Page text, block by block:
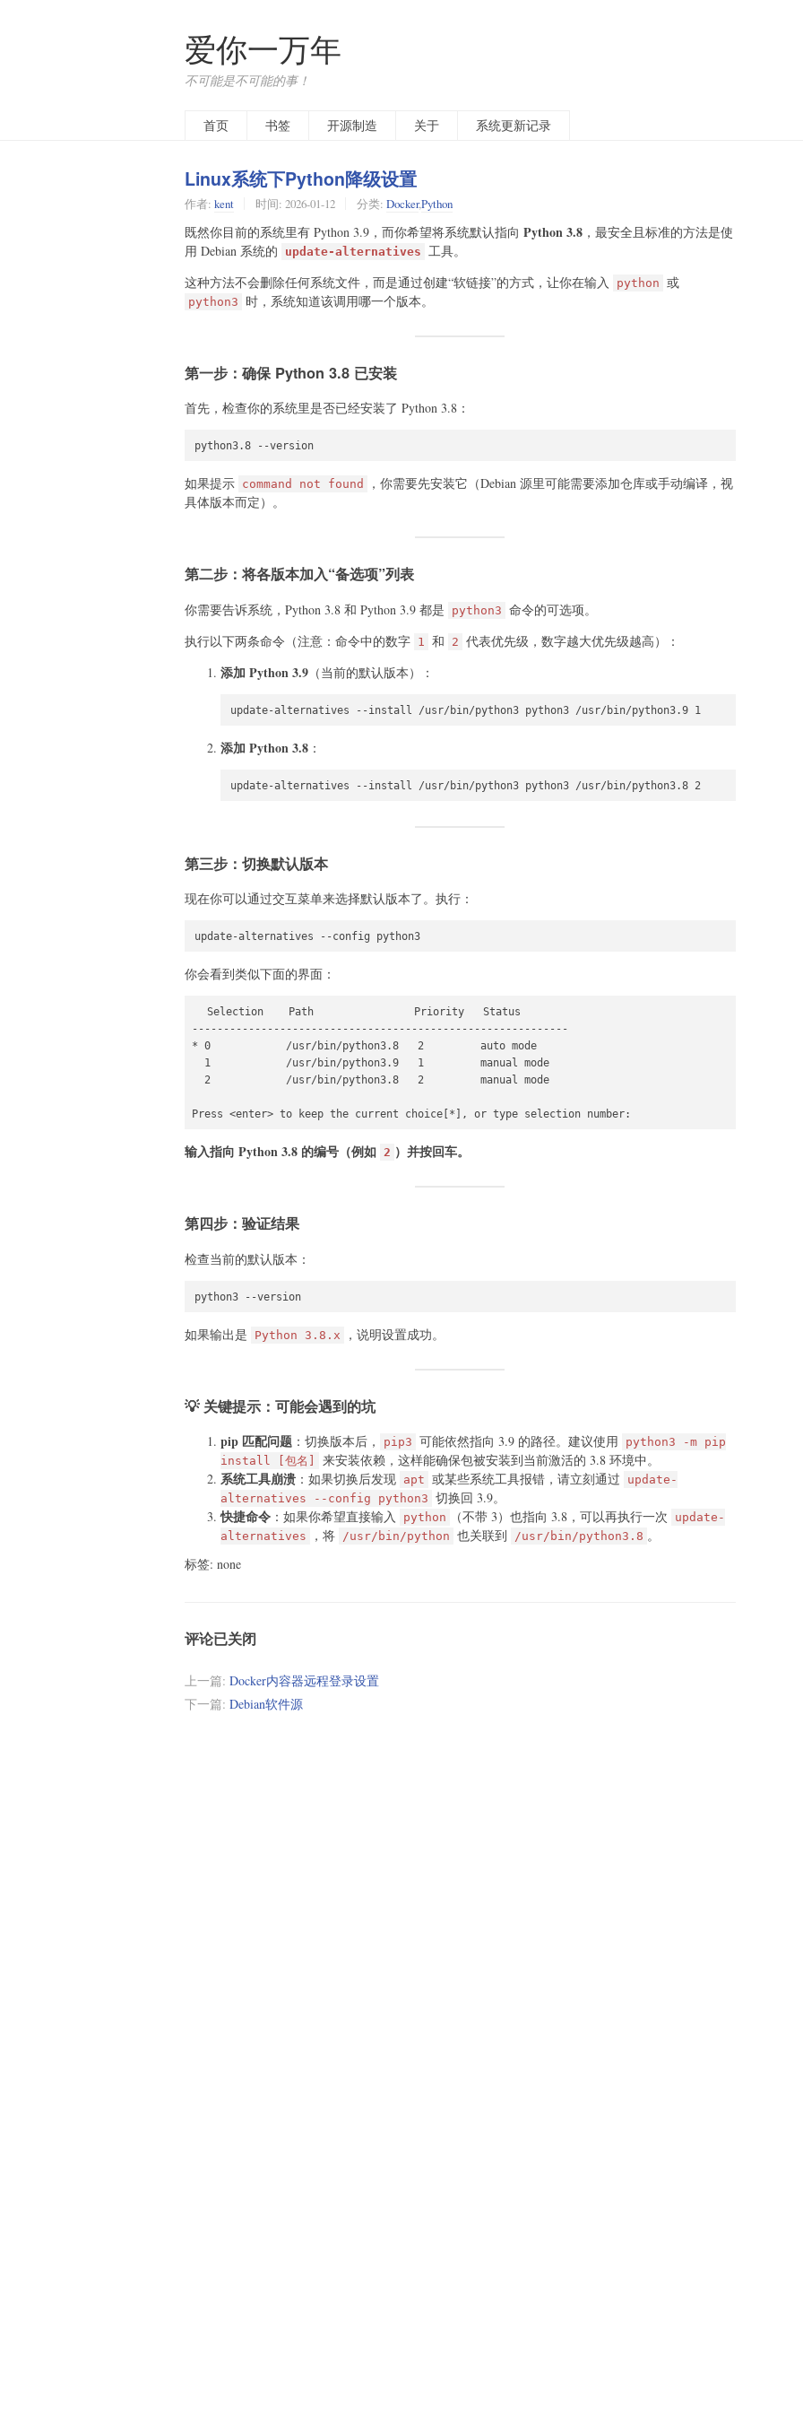
爱你一万年
不可能是不可能的事！
首页 书签 开源制造 关于 系统更新记录
Linux系统下Python降级设置
作者: kent 时间: 2026-01-12 分类: Docker,Python
既然你目前的系统里有 Python 3.9，而你希望将系统默认指向 Python 3.8 ，最安全且标准的方法是使
用 Debian 系统的
update-alternatives 工具。
这种方法不会删除任何系统文件，而是通过创建“软链接”的方式，让你在输入
python 或
python3 时，系统知道该调用哪一个版本。
第一步：确保 Python 3.8 已安装
首先，检查你的系统里是否已经安装了 Python 3.8：
如果提示 command not found
，你需要先安装它（Debian 源里可能需要添加仓库或手动编译，视
具体版本而定）。
第二步：将各版本加入“备选项”列表
你需要告诉系统，Python 3.8 和 Python 3.9 都是 python3 命令的可选项。
执行以下两条命令（注意：命令中的数字 1 和 2 代表优先级，数字越大优先级越高）：
添加 Python 3.9 （当前的默认版本）：
添加 Python 3.8 ：
第三步：切换默认版本
现在你可以通过交互菜单来选择默认版本了。执行：
你会看到类似下面的界面：
  Selection    Path                Priority   Status
------------------------------------------------------------
* 0            /usr/bin/python3.8   2         auto mode
  1            /usr/bin/python3.9   1         manual mode
  2            /usr/bin/python3.8   2         manual mode
输入指向 Python 3.8 的编号（例如 2 ）并按回车。
第四步：验证结果
检查当前的默认版本：
如果输出是 Python 3.8.x ，说明设置成功。
💡 关键提示：可能会遇到的坑
pip 匹配问题 ：切换版本后， pip3 可能依然指向 3.9 的路径。建议使用
python3 -m pip
install [包名]
来安装依赖，这样能确保包被安装到当前激活的 3.8 环境中。
系统工具崩溃 ：如果切换后发现 apt 或某些系统工具报错，请立刻通过
update-
alternatives --config python3 切换回 3.9。
快捷命令 ：如果你希望直接输入 python （不带 3）也指向 3.8，可以再执行一次
update-
alternatives
，将 /usr/bin/python 也关联到 /usr/bin/python3.8 。
标签: none
评论已关闭
上一篇: Docker内容器远程登录设置
下一篇: Debian软件源